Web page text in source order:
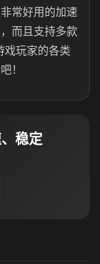
常好用的加速
而且支持多款
戏玩家的各类
！
稳定